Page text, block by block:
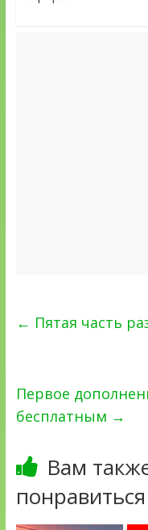
← Пятая часть
Первое
бесплатным →
Вам
понравиться